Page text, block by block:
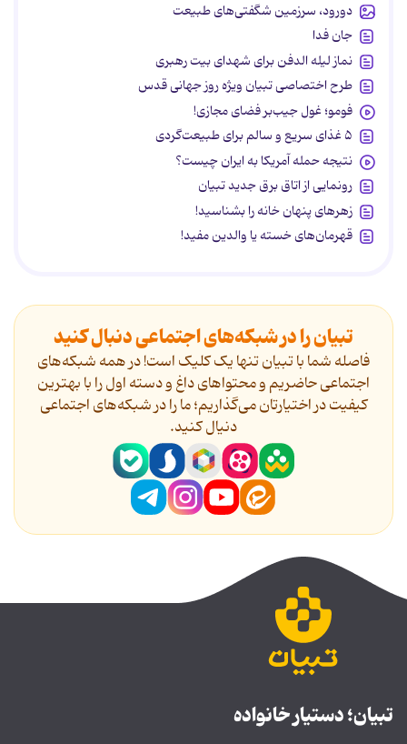
دورود، سرزمین شگفتی‌های طبیعت
جان فدا
نماز لیله الدفن برای شهدای بیت رهبری
طرح اختصاصی تبیان ویژه روز جهانی قدس
فومو؛ غول جیب‌بر فضای مجازی!
۵ غذای سریع و سالم برای طبیعت‌گردی
نتیجه حمله آمریکا به ایران چیست؟
رونمایی از اتاق برق جدید تبیان
زهرهای پنهان خانه را بشناسید!
قهرمان‌های خسته یا والدین مفید!
تبیان را در شبکه‌های اجتماعی دنبال کنید
فاصله شما با تبیان تنها یک کلیک است! در همه شبکه‌های
اجتماعی حاضریم و محتواهای داغ و دسته اول را با بهترین
کیفیت در اختیارتان می‌گذاریم؛ ما را در شبکه‌های اجتماعی
دنیال کنید.
تبیان؛ دستیار خانواده